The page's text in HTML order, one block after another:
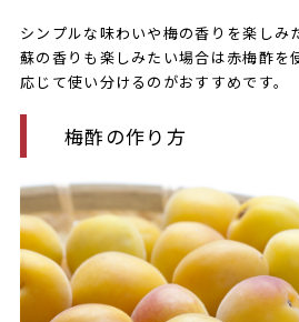
シンプルな味わいや梅の香りを楽しみ
蘇の香りも楽しみたい場合は赤梅酢を
応じて使い分けるのがおすすめです。
梅酢の作り方